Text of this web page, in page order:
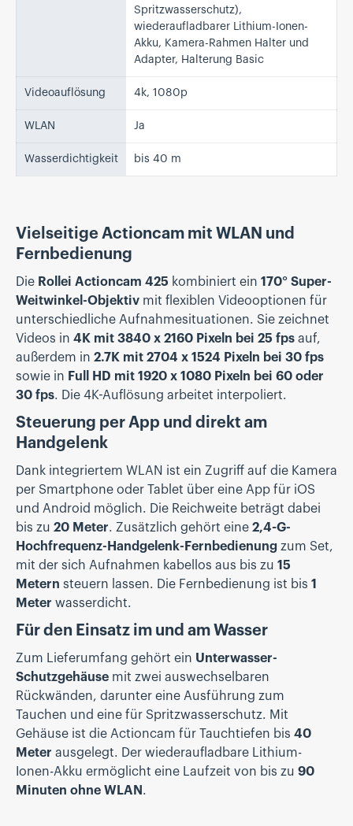
Spritzwasserschutz),
wiederaufladbarer Lithium-Ionen-
Akku, Kamera-Rahmen Halter und
Adapter, Halterung Basic
Videoauflösung 4k, 1080p
WLAN Ja
Wasserdichtigkeit bis 40 m
Vielseitige Actioncam mit WLAN und
Fernbedienung
Die Rollei Actioncam 425 kombiniert ein 170° Super-
Weitwinkel-Objektiv mit flexiblen Videooptionen für
unterschiedliche Aufnahmesituationen. Sie zeichnet
Videos in 4K mit 3840 x 2160 Pixeln bei 25 fps auf,
außerdem in 2.7K mit 2704 x 1524 Pixeln bei 30 fps
sowie in Full HD mit 1920 x 1080 Pixeln bei 60 oder
30 fps. Die 4K-Auflösung arbeitet interpoliert.
Steuerung per App und direkt am
Handgelenk
Dank integriertem WLAN ist ein Zugriff auf die Kamera
per Smartphone oder Tablet über eine App für iOS
und Android möglich. Die Reichweite beträgt dabei
bis zu 20 Meter. Zusätzlich gehört eine 2,4-G-
Hochfrequenz-Handgelenk-Fernbedienung zum Set,
mit der sich Aufnahmen kabellos aus bis zu 15
Metern steuern lassen. Die Fernbedienung ist bis 1
Meter wasserdicht.
Für den Einsatz im und am Wasser
Zum Lieferumfang gehört ein Unterwasser-
Schutzgehäuse mit zwei auswechselbaren
Rückwänden, darunter eine Ausführung zum
Tauchen und eine für Spritzwasserschutz. Mit
Gehäuse ist die Actioncam für Tauchtiefen bis 40
Meter ausgelegt. Der wiederaufladbare Lithium-
Ionen-Akku ermöglicht eine Laufzeit von bis zu 90
Minuten ohne WLAN .